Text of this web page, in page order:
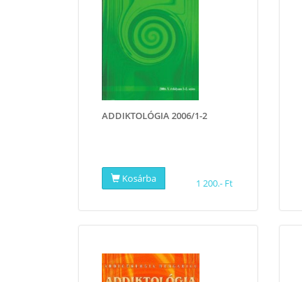
ADDIKTOLÓGIA 2006/1-2
Kosárba 1 200.- Ft